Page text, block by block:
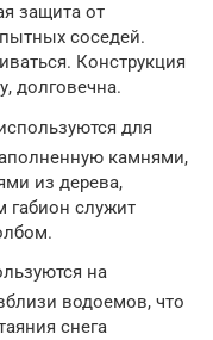
защита от
соседей.
Конструкция
долговечна.
для
камнями,
из дерева,
габион служит
на
водоемов, что
снега